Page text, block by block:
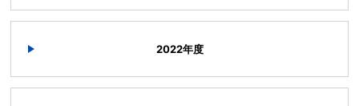
2022年度